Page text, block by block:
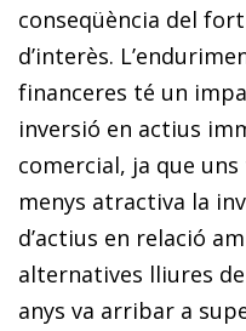
conseqüència del
d’interès.
financeres té un
inversió en actius
comercial, ja que
menys atractiva la
d’actius en relació
alternatives lliures
anys va arribar a